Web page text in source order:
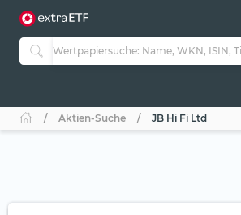
Aktien-Suche JB Hi Fi Ltd